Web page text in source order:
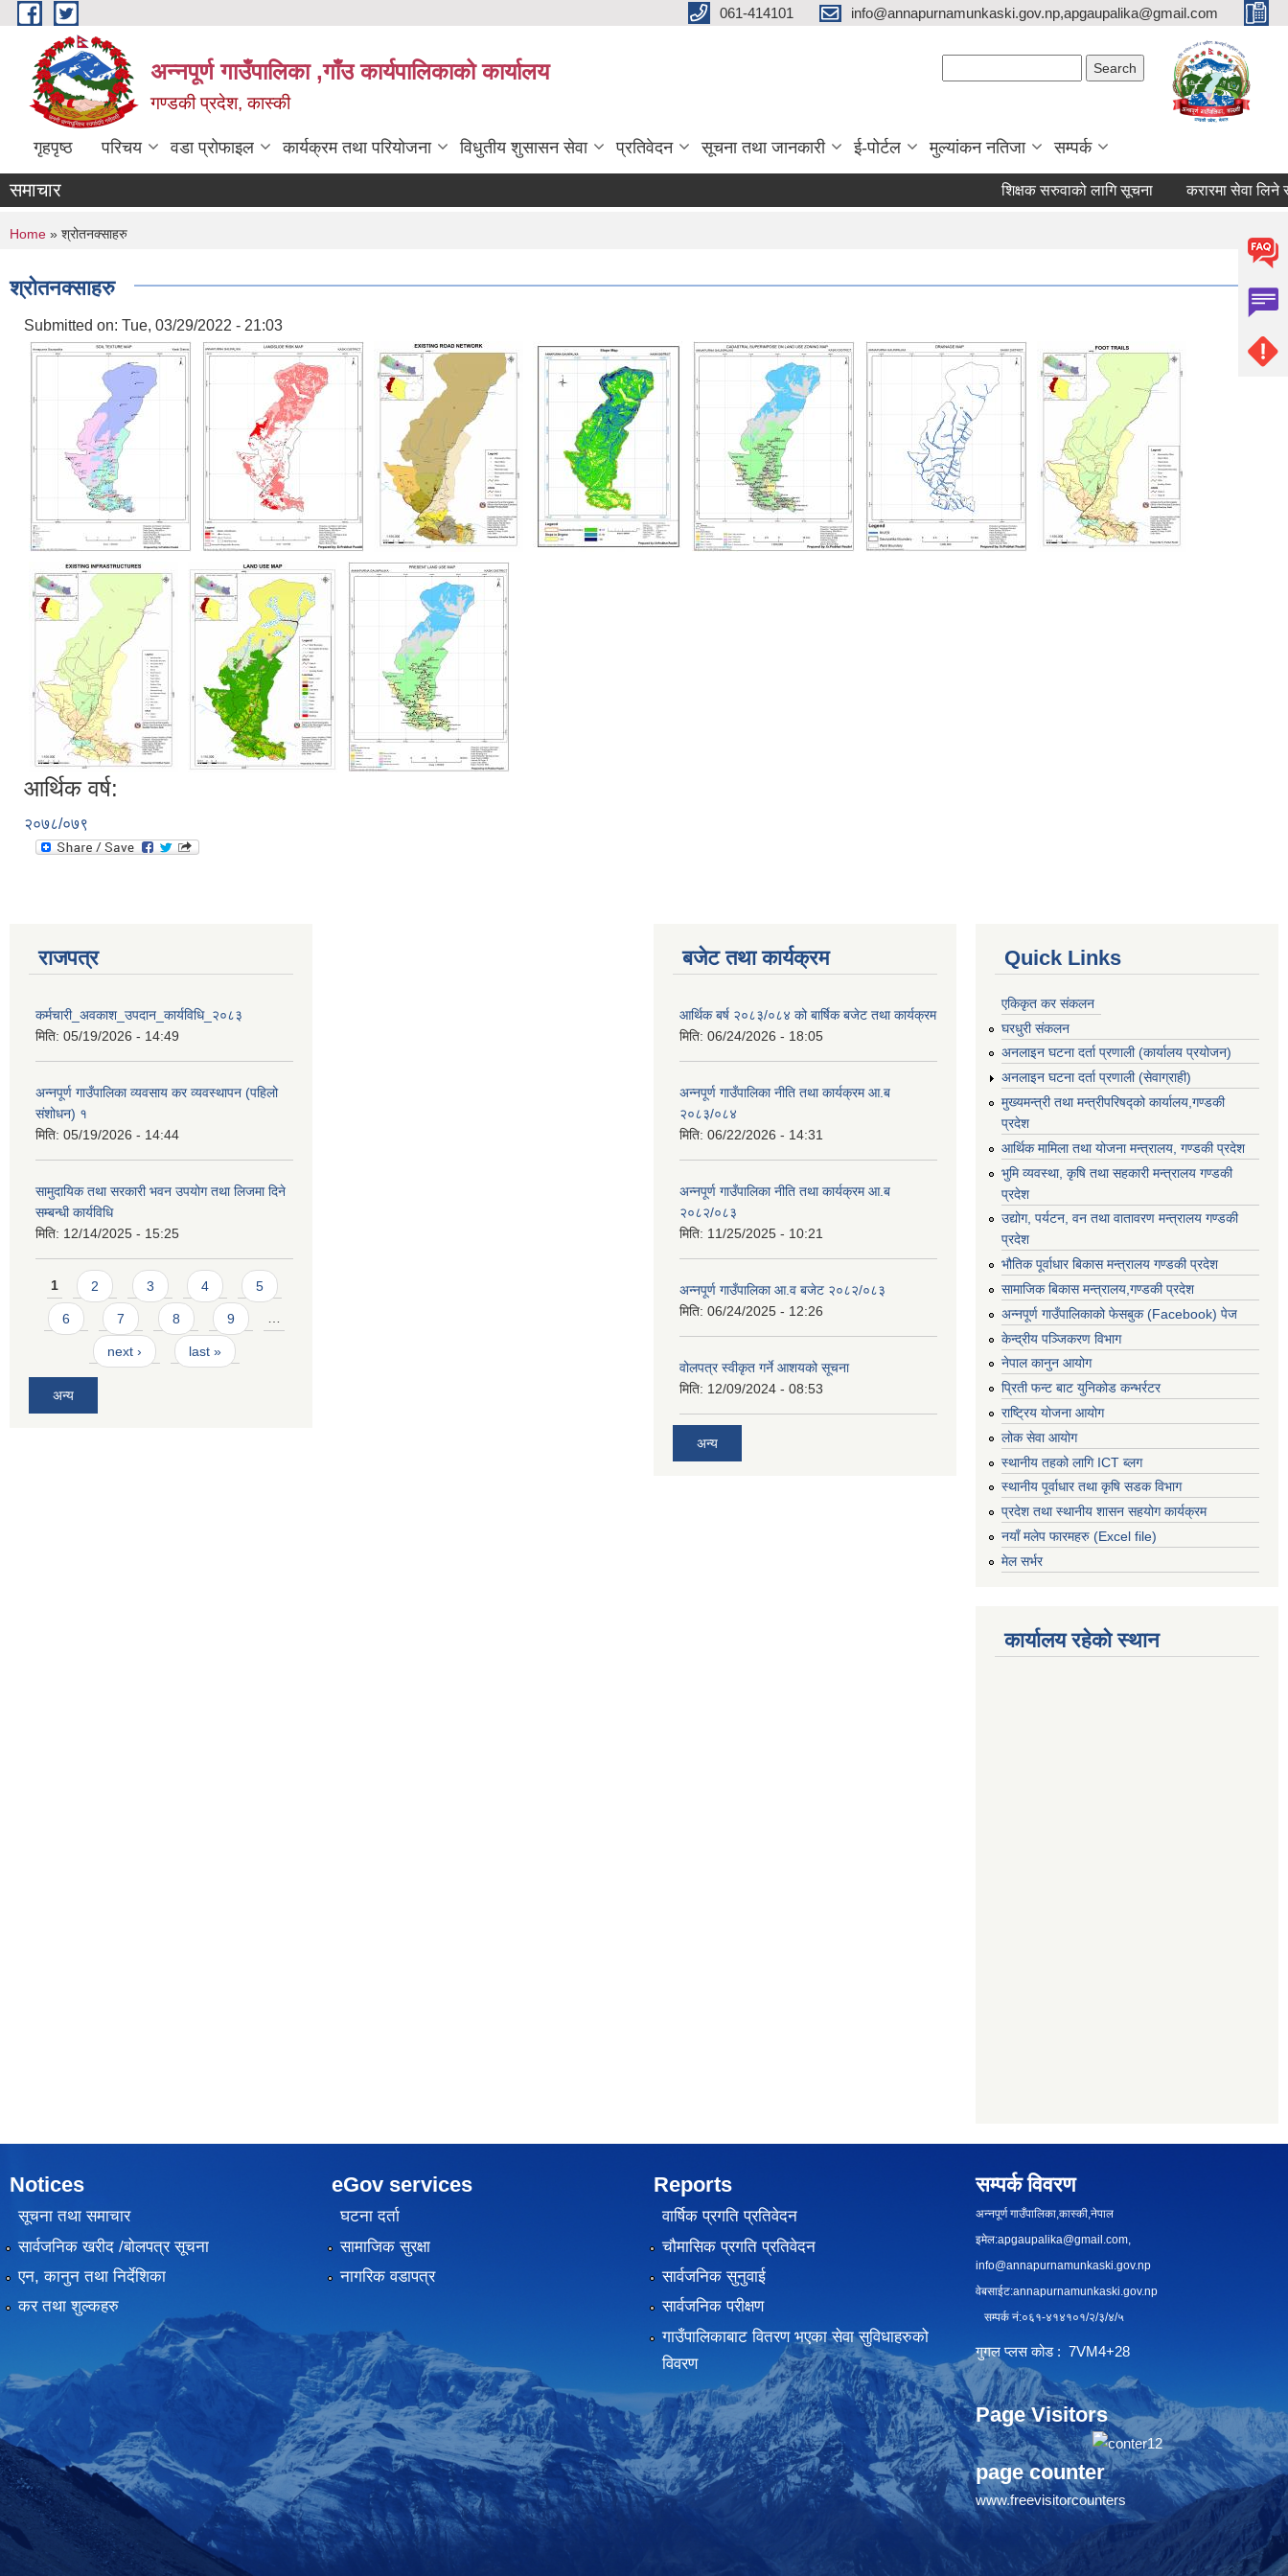
Skip to main content 061-414101 info@annapurnamunkaski.gov.np,apgaupalika@gmail.com
अन्नपूर्ण गाउँपालिका ,गाँउ कार्यपालिकाको कार्यालय
गण्डकी प्रदेश, कास्की
गृहपृष्ठ परिचय वडा प्रोफाइल कार्यक्रम तथा परियोजना विधुतीय शुसासन सेवा प्रतिवेदन सूचना तथा जानकारी ई-पोर्टल मुल्यांकन नतिजा सम्पर्क
समाचार शिक्षक सरुवाको लागि सूचना करारमा सेवा लिने
You are here
Home » श्रोतनक्साहरु
श्रोतनक्साहरु
Submitted on: Tue, 03/29/2022 - 21:03
आर्थिक वर्ष:
२०७८/०७९
राजपत्र
कर्मचारी_अवकाश_उपदान_कार्यविधि_२०८३
मिति: 05/19/2026 - 14:49
अन्नपूर्ण गाउँपालिका व्यवसाय कर व्यवस्थापन (पहिलो
संशोधन) १
मिति: 05/19/2026 - 14:44
सामुदायिक तथा सरकारी भवन उपयोग तथा लिजमा दिने
सम्बन्धी कार्यविधि
मिति: 12/14/2025 - 15:25
Pages
1 2 3 4 5
6 7 8 9 …
next › last »
अन्य
बजेट तथा कार्यक्रम
आर्थिक बर्ष २०८३/०८४ को बार्षिक बजेट तथा कार्यक्रम
मिति: 06/24/2026 - 18:05
अन्नपूर्ण गाउँपालिका नीति तथा कार्यक्रम आ.ब
२०८३/०८४
मिति: 06/22/2026 - 14:31
अन्नपूर्ण गाउँपालिका नीति तथा कार्यक्रम आ.ब
२०८२/०८३
मिति: 11/25/2025 - 10:21
अन्नपूर्ण गाउँपालिका आ.व बजेट २०८२/०८३
मिति: 06/24/2025 - 12:26
वोलपत्र स्वीकृत गर्ने आशयको सूचना
मिति: 12/09/2024 - 08:53
अन्य
Quick Links
एकिकृत कर संकलन
घरधुरी संकलन
अनलाइन घटना दर्ता प्रणाली (कार्यालय प्रयोजन)
अनलाइन घटना दर्ता प्रणाली (सेवाग्राही)
मुख्यमन्त्री तथा मन्त्रीपरिषद्को कार्यालय,गण्डकी
प्रदेश
आर्थिक मामिला तथा योजना मन्त्रालय, गण्डकी प्रदेश
भुमि व्यवस्था, कृषि तथा सहकारी मन्त्रालय गण्डकी
प्रदेश
उद्योग, पर्यटन, वन तथा वातावरण मन्त्रालय गण्डकी
प्रदेश
भौतिक पूर्वाधार बिकास मन्त्रालय गण्डकी प्रदेश
सामाजिक बिकास मन्त्रालय,गण्डकी प्रदेश
अन्नपूर्ण गाउँपालिकाको फेसबुक (Facebook) पेज
केन्द्रीय पञ्जिकरण विभाग
नेपाल कानुन आयोग
प्रिती फन्ट बाट युनिकोड कन्भर्रटर
राष्ट्रिय योजना आयोग
लोक सेवा आयोग
स्थानीय तहको लागि ICT ब्लग
स्थानीय पूर्वाधार तथा कृषि सडक विभाग
प्रदेश तथा स्थानीय शासन सहयोग कार्यक्रम
नयाँ मलेप फारमहरु (Excel file)
मेल सर्भर
कार्यालय रहेको स्थान
Notices
सूचना तथा समाचार
सार्वजनिक खरीद /बोलपत्र सूचना
एन, कानुन तथा निर्देशिका
कर तथा शुल्कहरु
eGov services
घटना दर्ता
सामाजिक सुरक्षा
नागरिक वडापत्र
Reports
वार्षिक प्रगति प्रतिवेदन
चौमासिक प्रगति प्रतिवेदन
सार्वजनिक सुनुवाई
सार्वजनिक परीक्षण
गाउँपालिकाबाट वितरण भएका सेवा सुविधाहरुको
विवरण
सम्पर्क विवरण
अन्नपूर्ण गाउँपालिका,कास्की,नेपाल
इमेल:apgaupalika@gmail.com
info@annapurnamunkaski.gov.np
वेबसाईट:annapurnamunkaski.gov.np
सम्पर्क नं:०६१-४१४१०१/२/३/४/५
गुगल प्लस कोड : 7VM4+28
Page Visitors
page counter
www.freevisitorcounters